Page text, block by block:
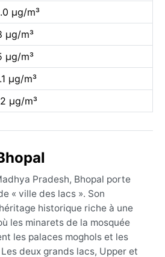
µg/m³
µg/m³
µg/m³
µg/m³
µg/m³
Pradesh, Bhopal porte
« ville des lacs ». Son
historique riche à une
les minarets de la mosquée
les palaces moghols et les
deux grands lacs, Upper et